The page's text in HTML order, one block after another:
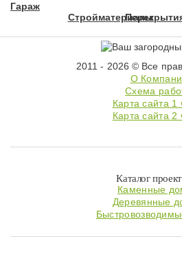
Гараж
Стройматериалы
2011 - 2026 © Все
О
Схема
Карта сайта 1
Карта сайта 2
Каталог
Каменные
Деревянные